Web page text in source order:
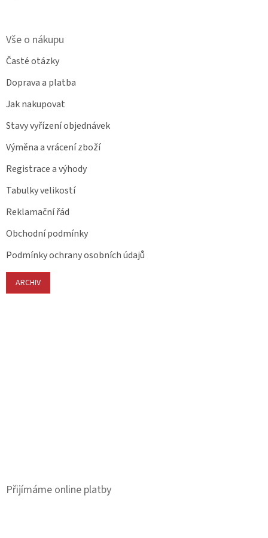
Vše o nákupu
Časté otázky
Doprava a platba
Jak nakupovat
Stavy vyřízení objednávek
Výměna a vrácení zboží
Registrace a výhody
Tabulky velikostí
Reklamační řád
Obchodní podmínky
Podmínky ochrany osobních údajů
ARCHIV
Přijímáme online platby